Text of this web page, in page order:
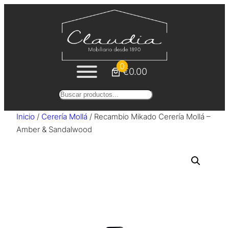
0
€0.00
Buscar
Inicio / Cerería Mollá / Recambio Mikado Cerería Mollá –
Amber & Sandalwood